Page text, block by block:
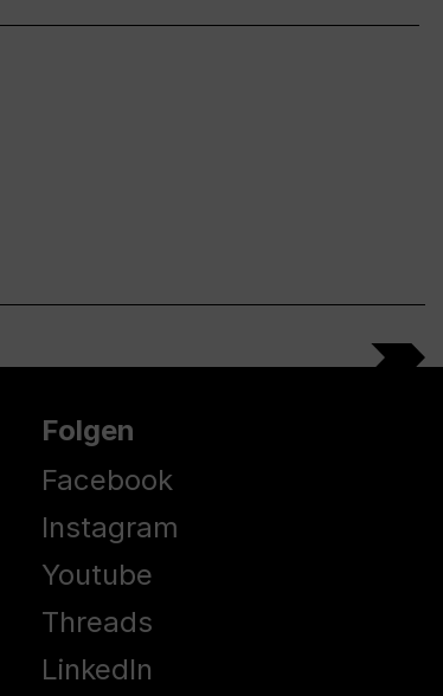
Folgen
Facebook
Instagram
Youtube
Threads
LinkedIn